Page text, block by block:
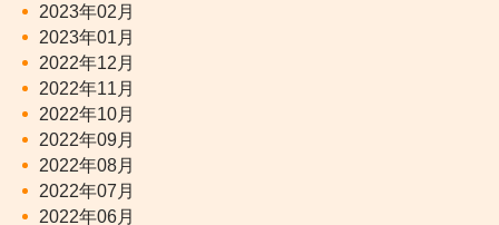
2023年02月
2023年01月
2022年12月
2022年11月
2022年10月
2022年09月
2022年08月
2022年07月
2022年06月